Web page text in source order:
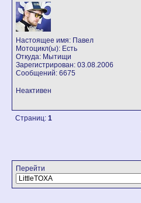
Настоящее имя: Павел
Мотоцикл(ы): Есть
Откуда: Мытищи
Зарегистрирован: 03.08.2006
Сообщений: 6675
Неактивен
Страниц: 1
Перейти